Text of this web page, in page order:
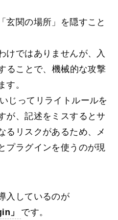
玄関の場所」を隠すこと
けではありませんが、入
ることで、機械的な攻撃
す。
じってリライトルールを
が、記述をミスするとサ
るリスクがあるため、メ
プラグインを使うのが現
入しているのが
」
です。